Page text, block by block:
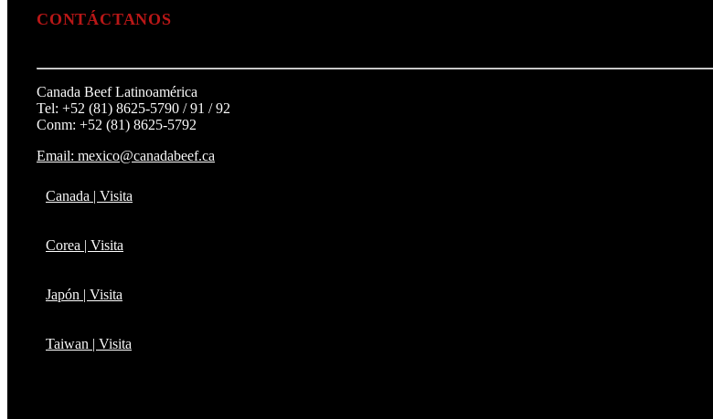
CONTÁCTANOS
Canada Beef Latinoamérica
Tel: +52 (81) 8625-5790 / 91 / 92
Conm: +52 (81) 8625-5792
Email: mexico@canadabeef.ca
Canada | Visita
Corea | Visita
Japón | Visita
Taiwan | Visita